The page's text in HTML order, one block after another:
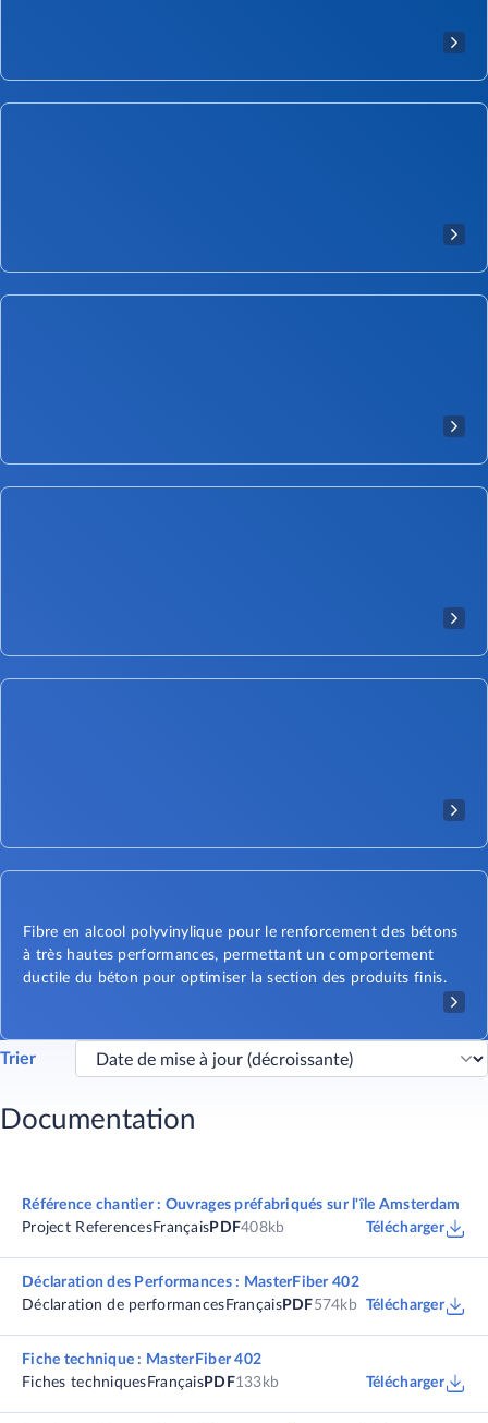
Fibre en alcool polyvinylique pour le renforcement des bétons
à très hautes performances, permettant un comportement
ductile du béton pour optimiser la section des produits finis.
Trier
Documentation
Référence chantier : Ouvrages préfabriqués sur l'île Amsterdam
Project ReferencesFrançais PDF408kb Télécharger
Déclaration des Performances : MasterFiber 402
Déclaration de performances FrançaisPDF574kb Télécharger
Fiche technique : MasterFiber 402
Fiches techniques Français PDF133kb Télécharger